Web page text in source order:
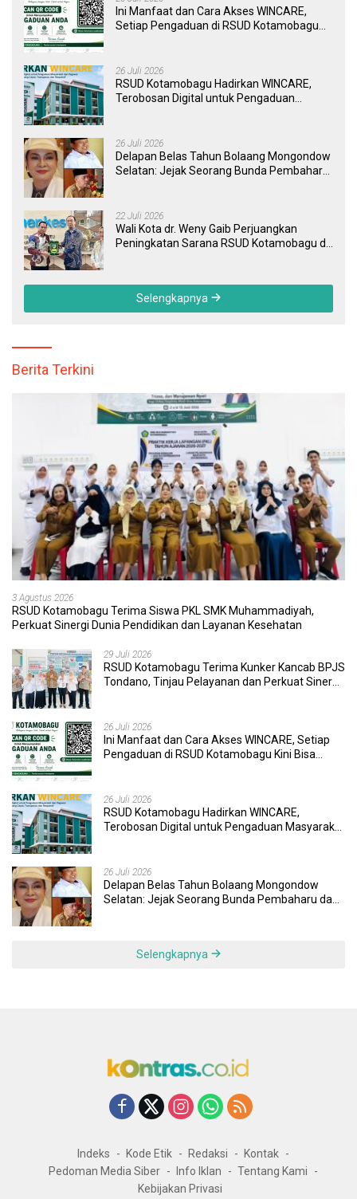
Ini Manfaat dan Cara Akses WINCARE,
Setiap Pengaduan di RSUD Kotamobagu
26 Juli 2026
RSUD Kotamobagu Hadirkan WINCARE,
Terobosan Digital untuk Pengaduan
26 Juli 2026
Delapan Belas Tahun Bolaang Mongondow
Selatan: Jejak Seorang Bunda Pembaharu
22 Juli 2026
Wali Kota dr. Weny Gaib Perjuangkan
Peningkatan Sarana RSUD Kotamobagu di
Selengkapnya
Berita Terkini
3 Agustus 2026
RSUD Kotamobagu Terima Siswa PKL SMK Muhammadiyah,
Perkuat Sinergi Dunia Pendidikan dan Layanan Kesehatan
29 Juli 2026
RSUD Kotamobagu Terima Kunker Kancab BPJS
Tondano, Tinjau Pelayanan dan Perkuat Sinergi
26 Juli 2026
Ini Manfaat dan Cara Akses WINCARE, Setiap
Pengaduan di RSUD Kotamobagu Kini Bisa
26 Juli 2026
RSUD Kotamobagu Hadirkan WINCARE,
Terobosan Digital untuk Pengaduan Masyarakat
26 Juli 2026
Delapan Belas Tahun Bolaang Mongondow
Selatan: Jejak Seorang Bunda Pembaharu dan
Selengkapnya
Indeks Kode Etik Redaksi
Kontak
Pedoman Media Siber
Info Iklan
Tentang Kami
Kebijakan Privasi